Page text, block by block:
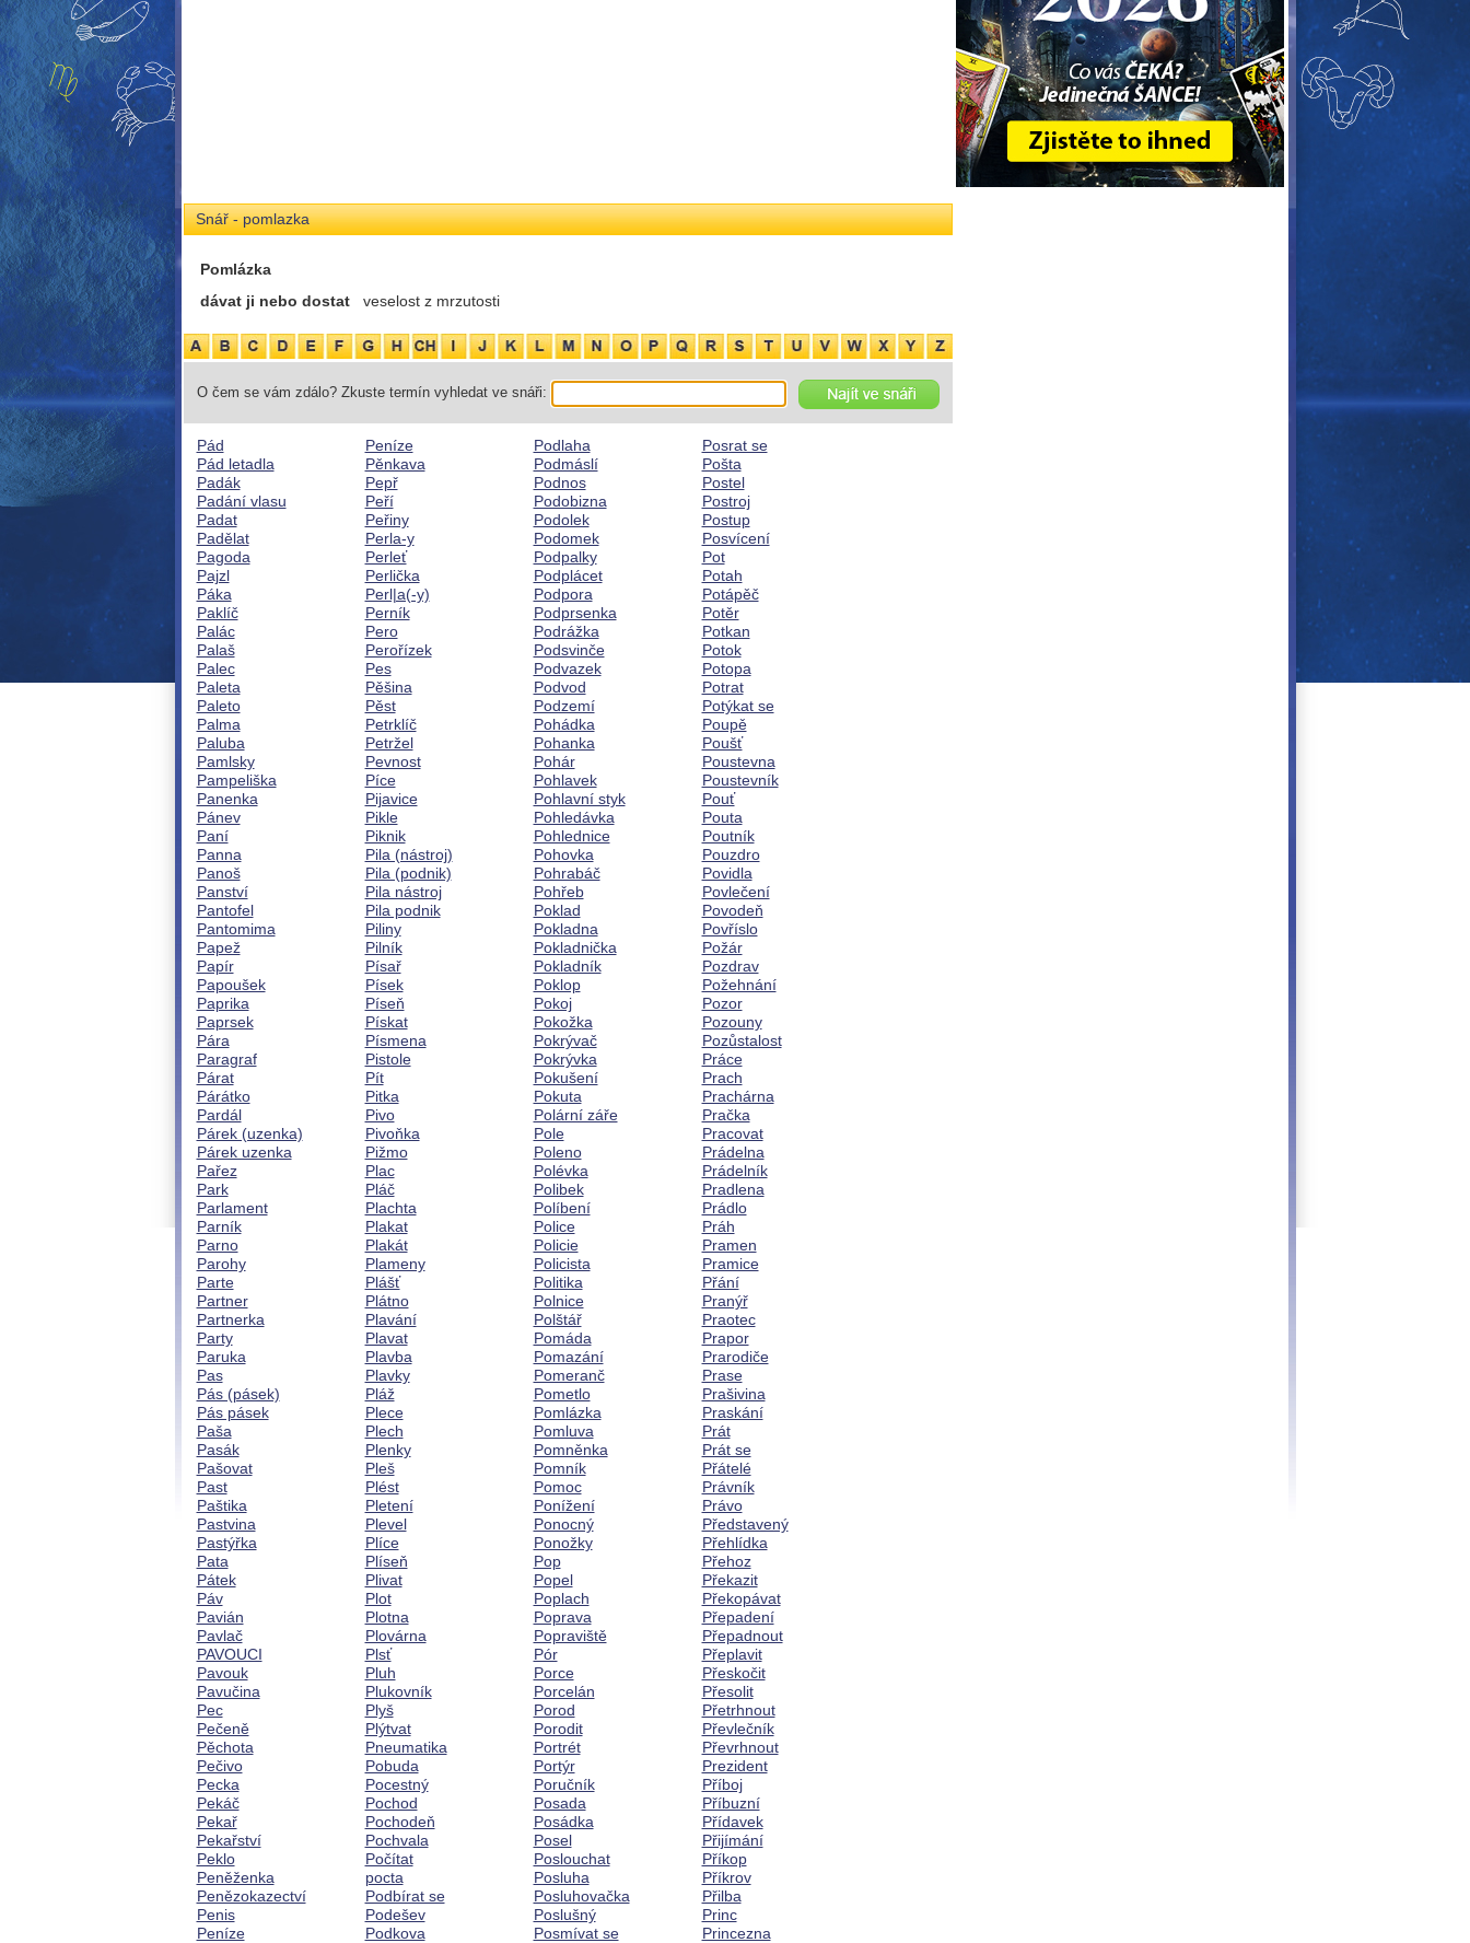
Snář - pomlazka
Pomlázka
dávat ji nebo dostat
veselost z mrzutosti
O čem se vám zdálo? Zkuste termín vyhledat ve snáři:
Pád
Pád letadla
Padák
Padání vlasu
Padat
Padělat
Pagoda
Pajzl
Páka
Paklíč
Palác
Palaš
Palec
Paleta
Paleto
Palma
Paluba
Pamlsky
Pampeliška
Panenka
Pánev
Paní
Panna
Panoš
Panství
Pantofel
Pantomima
Papež
Papír
Papoušek
Paprika
Paprsek
Pára
Paragraf
Párat
Párátko
Pardál
Párek (uzenka)
Párek uzenka
Pařez
Park
Parlament
Parník
Parno
Parohy
Parte
Partner
Partnerka
Party
Paruka
Pas
Pás (pásek)
Pás pásek
Paša
Pasák
Pašovat
Past
Paštika
Pastvina
Pastýřka
Pata
Pátek
Páv
Pavián
Pavlač
PAVOUCI
Pavouk
Pavučina
Pec
Pečeně
Pěchota
Pečivo
Pecka
Pekáč
Pekař
Pekařství
Peklo
Peněženka
Penězokazectví
Penis
Peníze
Peníze
Pěnkava
Pepř
Peří
Peřiny
Perla-y
Perleť
Perlička
Perl|a(-y)
Perník
Pero
Perořízek
Pes
Pěšina
Pěst
Petrklíč
Petržel
Pevnost
Píce
Pijavice
Pikle
Piknik
Pila (nástroj)
Pila (podnik)
Pila nástroj
Pila podnik
Piliny
Pilník
Písař
Písek
Píseň
Pískat
Písmena
Pistole
Pít
Pitka
Pivo
Pivoňka
Pižmo
Plac
Pláč
Plachta
Plakat
Plakát
Plameny
Plášť
Plátno
Plavání
Plavat
Plavba
Plavky
Pláž
Plece
Plech
Plenky
Pleš
Plést
Pletení
Plevel
Plíce
Plíseň
Plivat
Plot
Plotna
Plovárna
Plsť
Pluh
Plukovník
Plyš
Plýtvat
Pneumatika
Pobuda
Pocestný
Pochod
Pochodeň
Pochvala
Počítat
pocta
Podbírat se
Podešev
Podkova
Podlaha
Podmáslí
Podnos
Podobizna
Podolek
Podomek
Podpalky
Podplácet
Podpora
Podprsenka
Podrážka
Podsvinče
Podvazek
Podvod
Podzemí
Pohádka
Pohanka
Pohár
Pohlavek
Pohlavní styk
Pohledávka
Pohlednice
Pohovka
Pohrabáč
Pohřeb
Poklad
Pokladna
Pokladnička
Pokladník
Poklop
Pokoj
Pokožka
Pokrývač
Pokrývka
Pokušení
Pokuta
Polární záře
Pole
Poleno
Polévka
Polibek
Políbení
Police
Policie
Policista
Politika
Polnice
Polštář
Pomáda
Pomazání
Pomeranč
Pometlo
Pomlázka
Pomluva
Pomněnka
Pomník
Pomoc
Ponížení
Ponocný
Ponožky
Pop
Popel
Poplach
Poprava
Popraviště
Pór
Porce
Porcelán
Porod
Porodit
Portrét
Portýr
Poručník
Posada
Posádka
Posel
Poslouchat
Posluha
Posluhovačka
Poslušný
Posmívat se
Posrat se
Pošta
Postel
Postroj
Postup
Posvícení
Pot
Potah
Potápěč
Potěr
Potkan
Potok
Potopa
Potrat
Potýkat se
Poupě
Poušť
Poustevna
Poustevník
Pouť
Pouta
Poutník
Pouzdro
Povidla
Povlečení
Povodeň
Povříslo
Požár
Pozdrav
Požehnání
Pozor
Pozouny
Pozůstalost
Práce
Prach
Prachárna
Pračka
Pracovat
Prádelna
Prádelník
Pradlena
Prádlo
Práh
Pramen
Pramice
Přání
Pranýř
Praotec
Prapor
Prarodiče
Prase
Prašivina
Praskání
Prát
Prát se
Přátelé
Právník
Právo
Představený
Přehlídka
Přehoz
Překazit
Překopávat
Přepadení
Přepadnout
Přeplavit
Přeskočit
Přesolit
Přetrhnout
Převlečník
Převrhnout
Prezident
Příboj
Příbuzní
Přídavek
Přijímání
Příkop
Příkrov
Přilba
Princ
Princezna